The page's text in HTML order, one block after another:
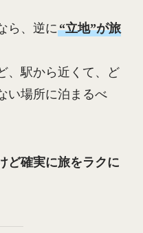
ら、逆に“立地”が旅
、駅から近くて、ど
い場所に泊まるべ
ど確実に旅をラクに